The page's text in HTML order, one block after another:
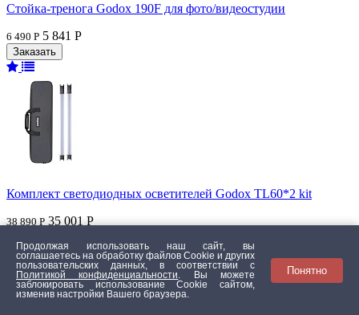
Стойка-тренога Godox 190F для фото/видеостудии
6 490 Р 5 841 Р
Комплект светодиодных осветителей Godox TL60*2 kit
38 890 Р 35 001 Р
Продолжая использовать наш сайт, вы
соглашаетесь на обработку файлов Сookie и других
пользовательских данных, в соответствии с
Политикой конфиденциальности
. Вы можете
заблокировать использование Cookie сайтом,
изменив настройки Вашего браузера.
Понятно